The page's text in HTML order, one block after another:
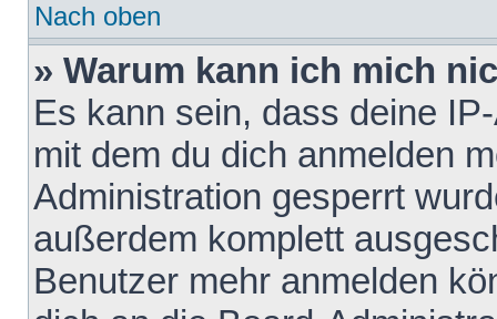
Nach oben
» Warum kann ich mich
Es kann sein, dass deine
mit dem du dich anmelden
Administration gesperrt
außerdem komplett
Benutzer mehr anmelden